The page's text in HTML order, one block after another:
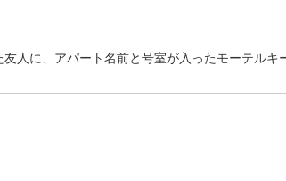
に、アパート名前と号室が入ったモーテルキ